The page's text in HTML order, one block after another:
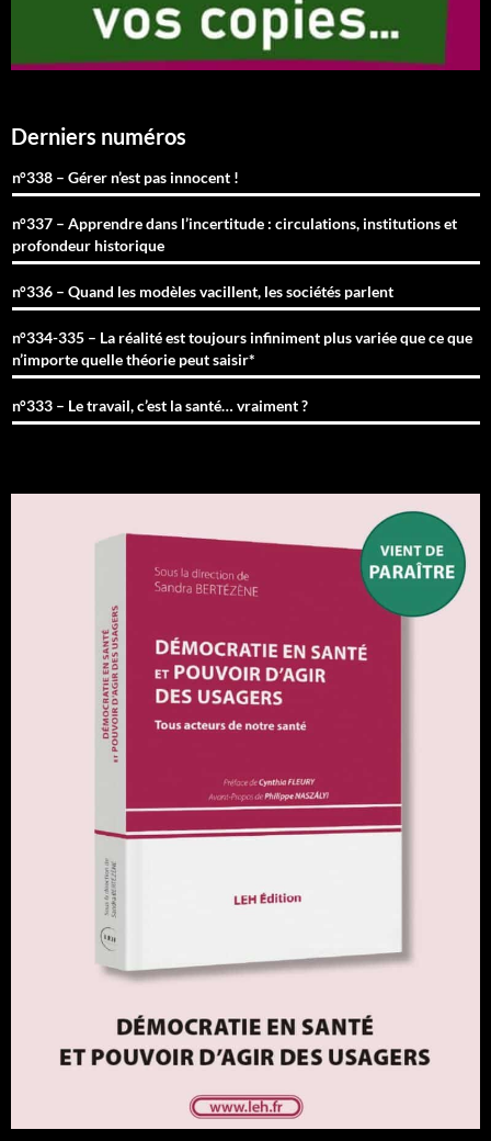
Derniers numéros
n°338 – Gérer n’est pas innocent !
n°337 – Apprendre dans l’incertitude : circulations, institutions et
profondeur historique
n°336 – Quand les modèles vacillent, les sociétés parlent
n°334-335 – La réalité est toujours infiniment plus variée que ce que
n’importe quelle théorie peut saisir*
n°333 – Le travail, c’est la santé… vraiment ?